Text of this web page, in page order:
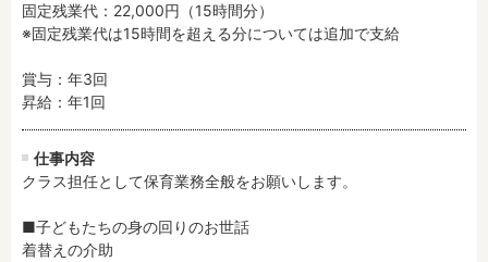
固定残業代：22,000円（15時間分）
※固定残業代は15時間を超える分については追加で支給
賞与：年3回
昇給：年1回
仕事内容
クラス担任として保育業務全般をお願いします。
■子どもたちの身の回りのお世話
着替えの介助
放課後等デイサービ
ス
テンダーの運営施設
時間固定
残業3時間以内
駅徒歩5分以内
13時以降スタート